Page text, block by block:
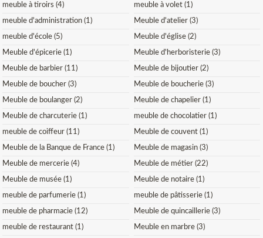
meuble à tiroirs (4) meuble à volet (1)
meuble d'administration (1) Meuble d'atelier (3)
meuble d'école (5) Meuble d'église (2)
Meuble d'épicerie (1) Meuble d'herboristerie (3)
Meuble de barbier (11) Meuble de bijoutier (2)
Meuble de boucher (3) Meuble de boucherie (3)
Meuble de boulanger (2) Meuble de chapelier (1)
Meuble de charcuterie (1) meuble de chocolatier (1)
meuble de coiffeur (11) Meuble de couvent (1)
Meuble de la Banque de France (1) Meuble de magasin (3)
Meuble de mercerie (4) Meuble de métier (22)
Meuble de musée (1) Meuble de notaire (1)
meuble de parfumerie (1) meuble de pâtisserie (1)
meuble de pharmacie (12) Meuble de quincaillerie (3)
meuble de restaurant (1) Meuble en marbre (3)